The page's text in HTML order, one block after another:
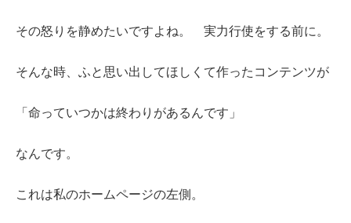
その怒りを静めたいですよね。 実力行使をする前に。
そんな時、ふと思い出してほしくて作ったコンテンツが
「命っていつかは終わりがあるんです」
なんです。
これは私のホームページの左側。